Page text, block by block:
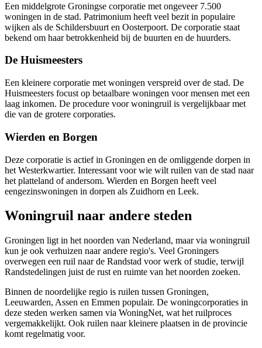
Een middelgrote Groningse corporatie met ongeveer 7.500
woningen in de stad. Patrimonium heeft veel bezit in populaire
wijken als de Schildersbuurt en Oosterpoort. De corporatie staat
bekend om haar betrokkenheid bij de buurten en de huurders.
De Huismeesters
Een kleinere corporatie met woningen verspreid over de stad. De
Huismeesters focust op betaalbare woningen voor mensen met een
laag inkomen. De procedure voor woningruil is vergelijkbaar met
die van de grotere corporaties.
Wierden en Borgen
Deze corporatie is actief in Groningen en de omliggende dorpen in
het Westerkwartier. Interessant voor wie wilt ruilen van de stad naar
het platteland of andersom. Wierden en Borgen heeft veel
eengezinswoningen in dorpen als Zuidhorn en Leek.
Woningruil naar andere steden
Groningen ligt in het noorden van Nederland, maar via woningruil
kun je ook verhuizen naar andere regio's. Veel Groningers
overwegen een ruil naar de Randstad voor werk of studie, terwijl
Randstedelingen juist de rust en ruimte van het noorden zoeken.
Binnen de noordelijke regio is ruilen tussen Groningen,
Leeuwarden, Assen en Emmen populair. De woningcorporaties in
deze steden werken samen via WoningNet, wat het ruilproces
vergemakkelijkt. Ook ruilen naar kleinere plaatsen in de provincie
komt regelmatig voor.